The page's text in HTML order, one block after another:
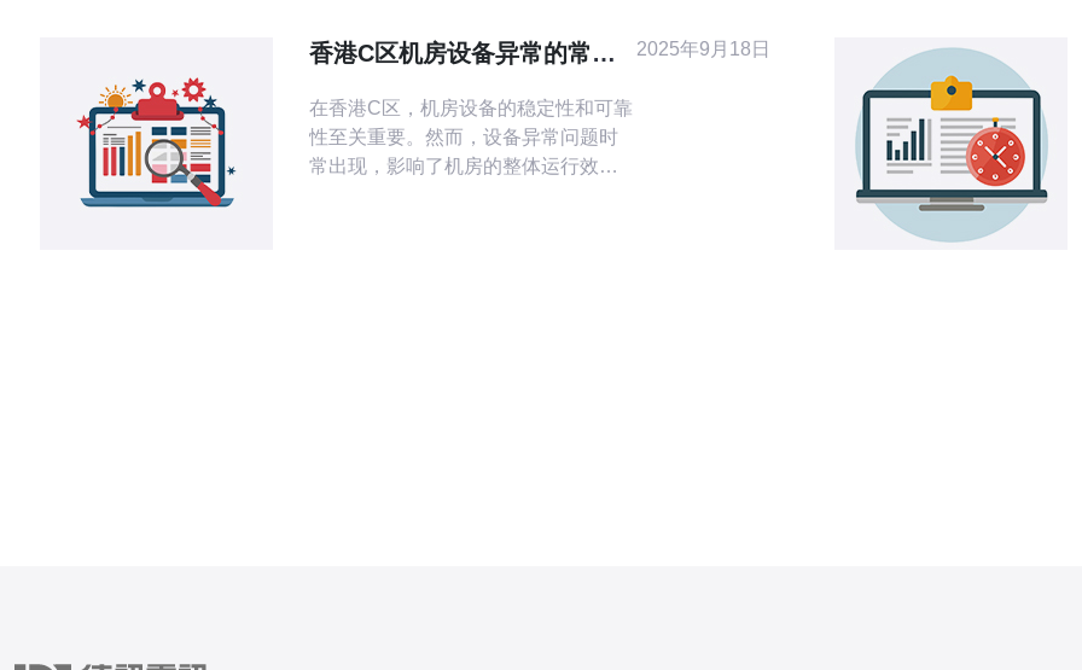
不足等原因引起的。需要通过排查来
确定具体的错误原因。 以下是
香港C区机房设备异常的常见
在香港C区，机房设备的稳定性和可靠
性至关重要。然而，设备异常问题时
常出现，影响了机房的整体运行效
2025年9月18日